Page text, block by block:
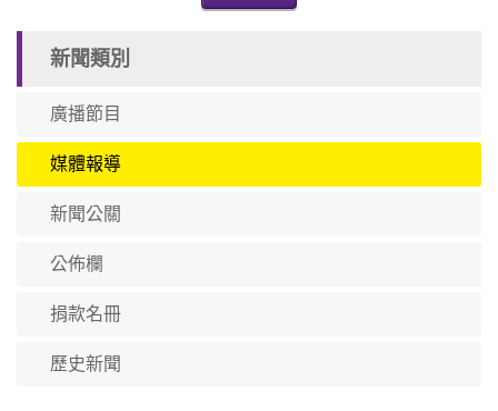
新聞類別
廣播節目
媒體報導
新聞公關
公佈欄
捐款名冊
歷史新聞